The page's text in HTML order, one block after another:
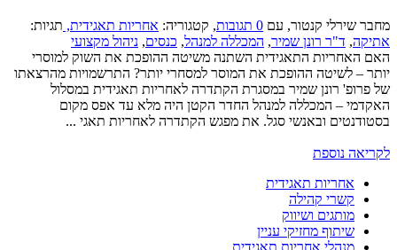
מחבר שירלי קנטור, עם 0 תגובות , קטגוריה: אחריות תאגידית, תגיות:
אתיקה, ד"ר רונן שמיר, המכללה למנהל, כנסים, ניהול מקצועי
האם האחריות התאגידית השתנה משיטה ההופכת את השוק למוסרי
יותר – לשיטה ההופכת את המוסר למסחרי יותר? התרשמויות מהרצאתו
של פרופ' רונן שמיר במסגרת הקתדרה לאחריות תאגידית במסלול
האקדמי – המכללה למנהל החדר הקטן היה מלא עד אפס מקום
בסטודנטים ובאנשי סגל. את מפגש הקתדרה לאחריות תאגי ...
לקריאה נוספת
אחריות תאגידית
קשרי קהילה
מותגים ושיווק
שיתוף מחזיקי עניין
מנהלי אחריות תאגידית